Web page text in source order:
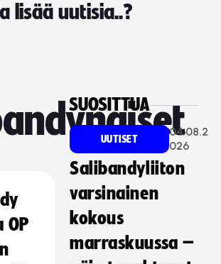
lisää uutisia..?
OP
SUOSITTUA
UUTISET
04.08.2
026
Salibandyliiton
varsinainen
kokous
marraskuussa –